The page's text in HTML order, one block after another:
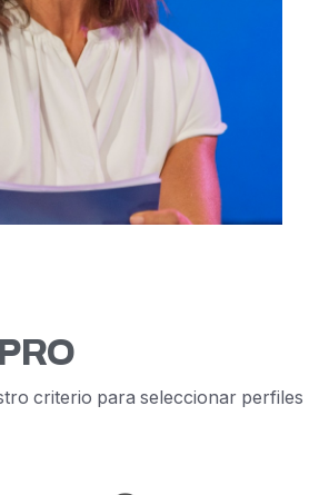
criterio para seleccionar perfiles